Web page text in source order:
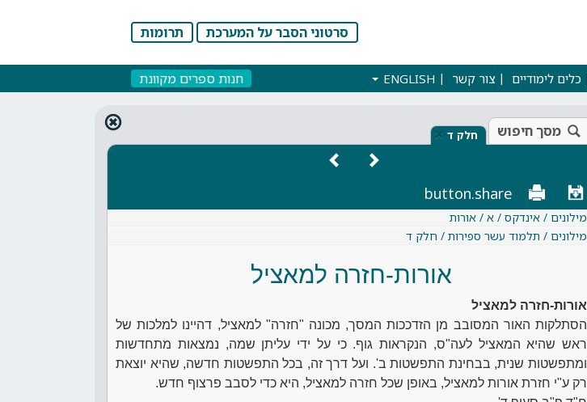
סרטוני הסבר על המערכת תרומות
כלים לימודיים צור קשר ENGLISH חנות ספרים מקוונת
מסך חיפוש חלק ד ×
button.share
מילונים / אינדקס / א / אורות
מילונים / תלמוד עשר ספירות / חלק ד
אורות-חזרה למאציל
אורות-חזרה למאציל
הסתלקות האור המסובב מן הזדככות המסך, מכונה "חזרה" למאציל, דהיינו למלכות של
ראש שהיא המאציל לעה"ס, הנקראות גוף. כי על ידי עליתן שמה, נמצאות מתחדשות
ומתפשטות שנית, בבחינת התפשטות ב'. ועל דרך זה, בכל התפשטות חדשה, שהיא יוצאת
רק ע"י חזרת אורות למאציל, באופן שכל חזרה למאציל, היא כדי לסבב פרצוף חדש.